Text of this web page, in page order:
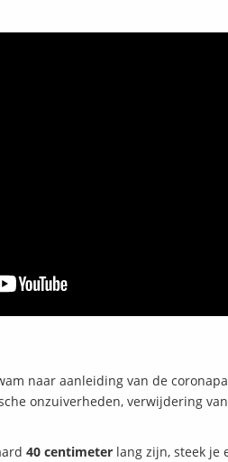
naar aanleiding van de
onzuiverheden, verwijdering
40 centimeter lang zijn, steek je